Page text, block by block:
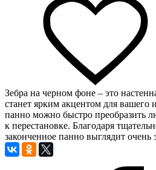
Зебра на черном фоне – это
станет ярким акцентом для
панно можно быстро преобразить
к перестановке. Благодаря
законченное панно выглядит очень